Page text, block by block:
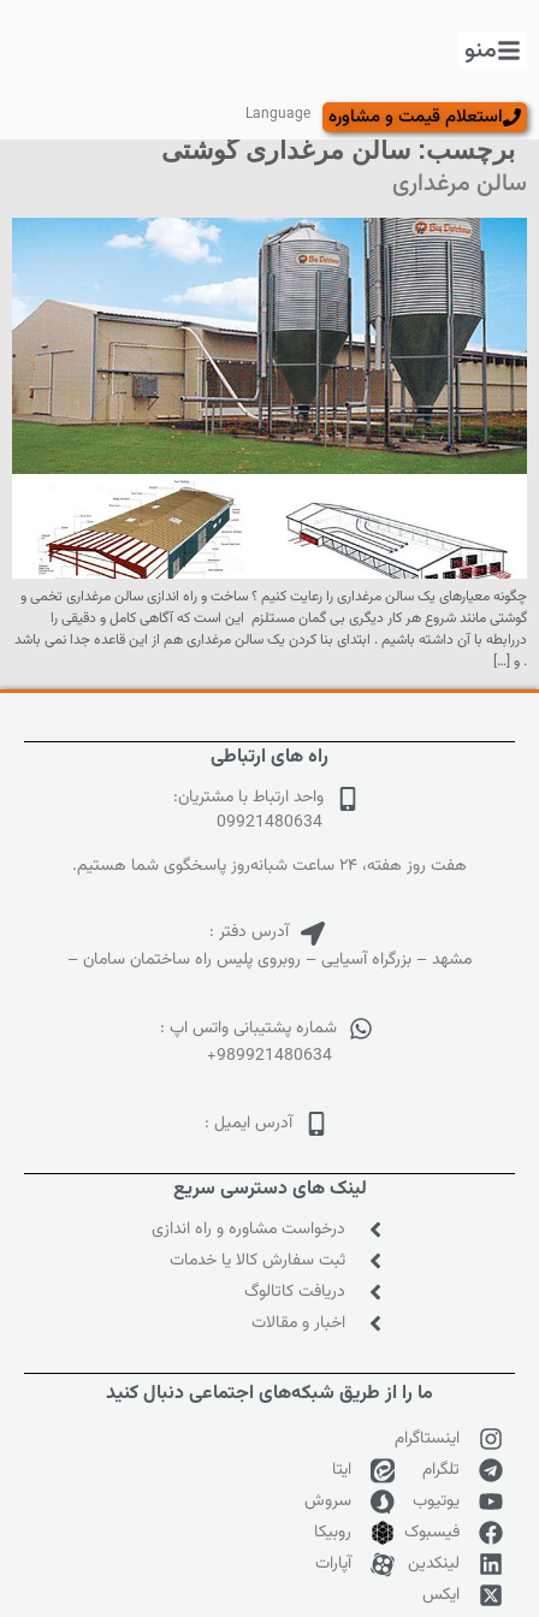
منو
استعلام قیمت و مشاوره Language
برچسب: سالن مرغداری گوشتی
سالن مرغداری
چگونه معیارهای یک سالن مرغداری را رعایت کنیم ؟ ساخت و راه اندازی سالن مرغداری تخمی و
گوشتی مانند شروع هر کار دیگری بی گمان مستلزم این است که آگاهی کامل و دقیقی را
دررابطه با آن داشته باشیم . ابتدای بنا کردن یک سالن مرغداری هم از این قاعده جدا نمی باشد
. و […]
راه های ارتباطی
واحد ارتباط با مشتریان:
09921480634
هفت روز هفته، ۲۴ ساعت شبانه‌روز پاسخگوی شما هستیم.
آدرس دفتر :
مشهد – بزرگراه آسیایی – روبروی پلیس راه ساختمان سامان –
شماره پشتیبانی واتس اپ :
+989921480634
آدرس ایمیل :
لینک های دسترسی سریع
درخواست مشاوره و راه اندازی
ثبت سفارش کالا یا خدمات
دریافت کاتالوگ
اخبار و مقالات
ما را از طریق شبکه‌های اجتماعی دنبال کنید
اینستاگرام
تلگرام
یوتیوب
فیسبوک
لینکدین
ایکس
ایتا
سروش
روبیکا
آپارات